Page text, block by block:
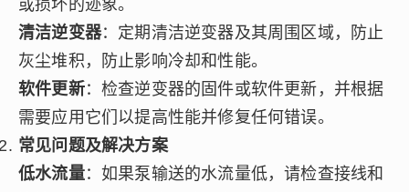
或损坏的迹象。
清洁逆变器：定期清洁逆变器及其周围区域，防止
灰尘堆积，防止影响冷却和性能。
软件更新：检查逆变器的固件或软件更新，并根据
需要应用它们以提高性能并修复任何错误。
常见问题及解决方案
低水流量：如果泵输送的水流量低，请检查接线和